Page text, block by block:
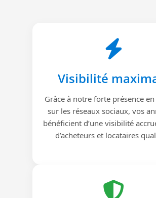
Visibilité
Grâce à notre forte présence
sur les réseaux sociaux, vos
bénéficient d’une visibilité
d’acheteurs et locataires